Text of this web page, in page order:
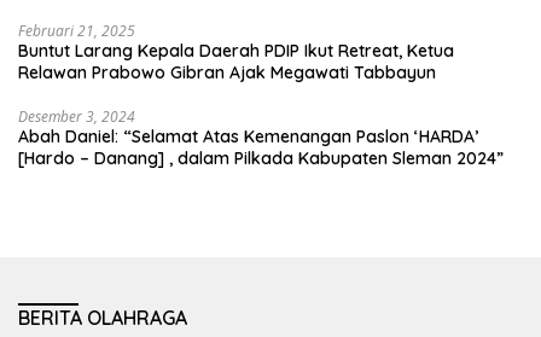
Februari 21, 2025
Buntut Larang Kepala Daerah PDIP Ikut Retreat, Ketua
Relawan Prabowo Gibran Ajak Megawati Tabbayun
Desember 3, 2024
Abah Daniel: “Selamat Atas Kemenangan Paslon ‘HARDA’
[Hardo – Danang] , dalam Pilkada Kabupaten Sleman 2024”
BERITA OLAHRAGA